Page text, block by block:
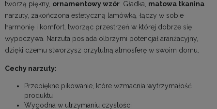
tworzą piękny, ornamentowy wzór . Gładka, matowa tkanina
narzuty, zakończona estetyczną lamówką, łączy w sobie
harmonię i komfort, tworząc przestrzeń w której dobrze się
wypoczywa. Narzuta posiada olbrzymi potencjał aranżacyjny,
dzięki czemu stworzysz przytulną atmosferę w swoim domu.
Cechy narzuty:
Przepiękne pikowanie, które wzmacnia wytrzymałość
produktu
Wygodna w utrzymaniu czystości